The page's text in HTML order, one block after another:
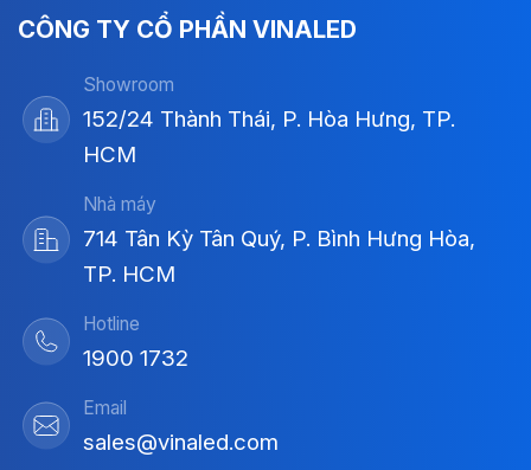
CÔNG TY CỔ PHẦN VINALED
Showroom
152/24 Thành Thái, P. Hòa Hưng, TP.
HCM
Nhà máy
714 Tân Kỳ Tân Quý, P. Bình Hưng Hòa,
TP. HCM
Hotline
1900 1732
Email
sales@vinaled.com